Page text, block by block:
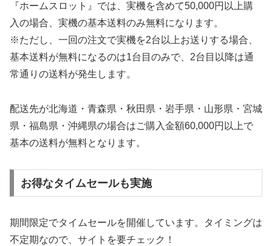
『ホームスロット』では、実機を含めて50,000円以上購
入の場合、実機の基本送料のみ無料になります。
※ただし、一回の注文で実機を2台以上お送りする場合、
基本送料が無料になるのは1台目のみで、2台目以降は通
常通りの送料が発生します。
配送先が北海道・青森県・秋田県・岩手県・山形県・宮城
県・福島県・沖縄県の場合はご購入金額60,000円以上で
基本の送料が無料となります。
お得なタイムセールも実施
期間限定でタイムセールを開催しています。タイミングは
不定期なので、サイトを要チェック！